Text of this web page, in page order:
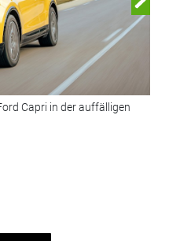
Capri in der auffälligen